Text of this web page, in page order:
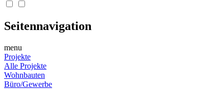
Seitennavigation
menu
Projekte
Alle Projekte
Wohnbauten
Büro/Gewerbe